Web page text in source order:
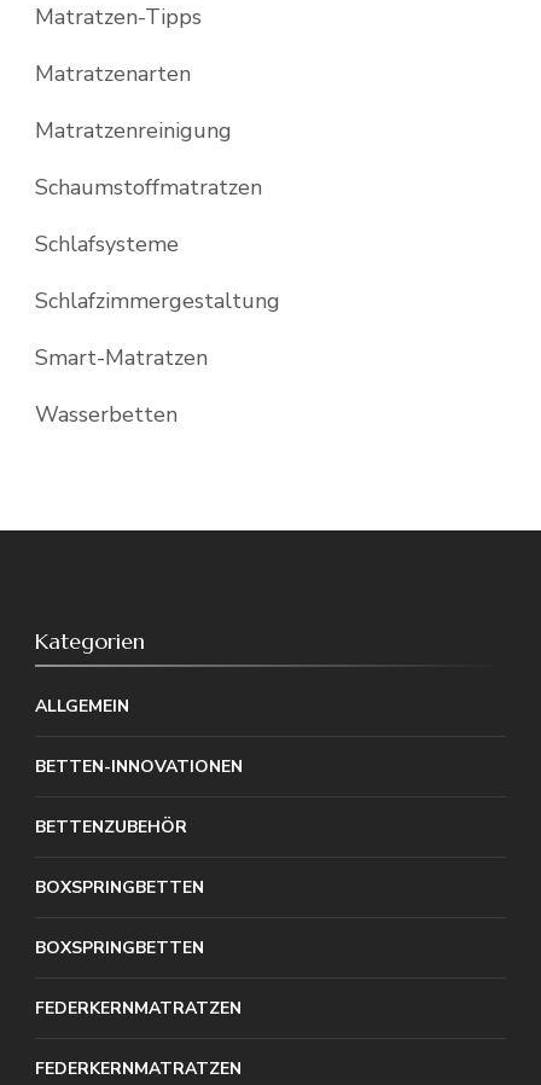
Matratzen-Tipps
Matratzenarten
Matratzenreinigung
Schaumstoffmatratzen
Schlafsysteme
Schlafzimmergestaltung
Smart-Matratzen
Wasserbetten
Kategorien
ALLGEMEIN
BETTEN-INNOVATIONEN
BETTENZUBEHÖR
BOXSPRINGBETTEN
BOXSPRINGBETTEN
FEDERKERNMATRATZEN
FEDERKERNMATRATZEN